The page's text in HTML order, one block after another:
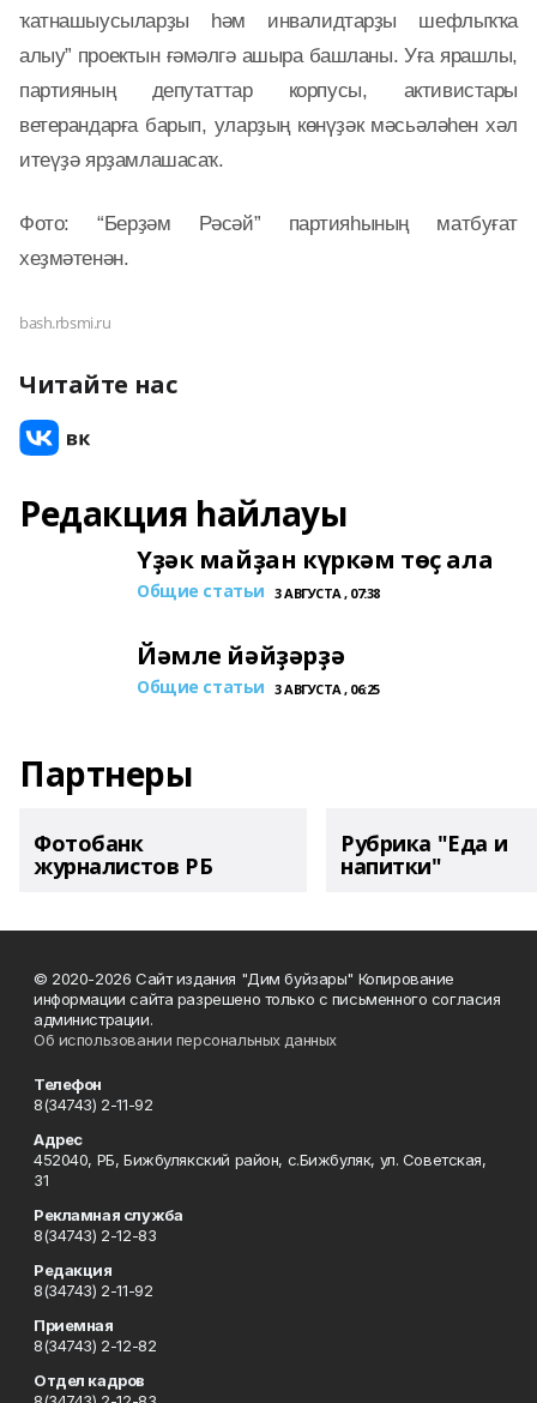
ҡатнашыусыларҙы һәм инвалидтарҙы шефлыҡҡа
алыу” проектын ғәмәлгә ашыра башланы. Уға ярашлы,
партияның депутаттар корпусы, активистары
ветерандарға барып, уларҙың көнүҙәк мәсьәләһен хәл
итеүҙә ярҙамлашасаҡ.
Фото: “Берҙәм Рәсәй” партияһының матбуғат
хеҙмәтенән.
bash.rbsmi.ru
Читайте нас
Редакция һайлауы
Үҙәк майҙан күркәм төҫ ала
Общие статьи 3 АВГУСТА , 07:38
Йәмле йәйҙәрҙә
Общие статьи 3 АВГУСТА , 06:25
Партнеры
Фотобанк
журналистов РБ
Рубрика "Еда и
напитки"
© 2020-2026 Сайт издания "Дим буйзары" Копирование
информации сайта разрешено только с письменного согласия
администрации.
Об использовании персональных данных
Телефон
8(34743) 2-11-92
Адрес
452040, РБ, Бижбулякский район, с.Бижбуляк, ул. Советская,
31
Рекламная служба
8(34743) 2-12-83
Редакция
8(34743) 2-11-92
Приемная
8(34743) 2-12-82
Отдел кадров